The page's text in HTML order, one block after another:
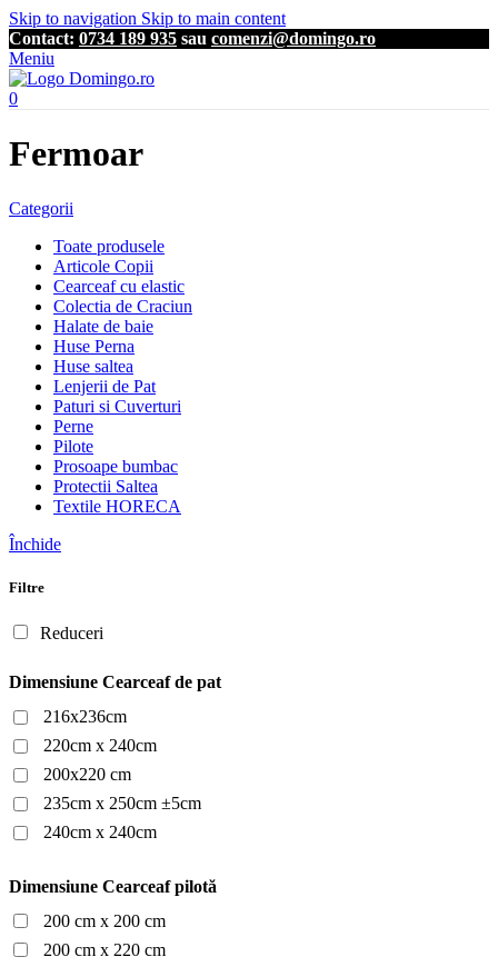
Skip to navigation Skip to main content
Contact: 0734 189 935 sau comenzi@domingo.ro
Meniu
0
Fermoar
Categorii
Toate produsele
Articole Copii
Cearceaf cu elastic
Colectia de Craciun
Halate de baie
Huse Perna
Huse saltea
Lenjerii de Pat
Paturi si Cuverturi
Perne
Pilote
Prosoape bumbac
Protectii Saltea
Textile HORECA
Închide
Filtre
Reduceri
Dimensiune Cearceaf de pat
216x236cm
220cm x 240cm
200x220 cm
235cm x 250cm ±5cm
240cm x 240cm
Dimensiune Cearceaf pilotă
200 cm x 200 cm
200 cm x 220 cm